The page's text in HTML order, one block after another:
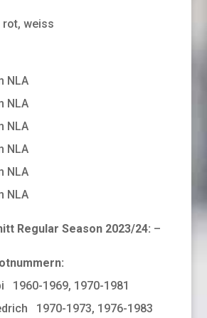
rot, weiss
NLA
NLA
NLA
NLA
NLA
NLA
Regular Season 2023/24: –
1960-1969, 1970-1981
1970-1973, 1976-1983